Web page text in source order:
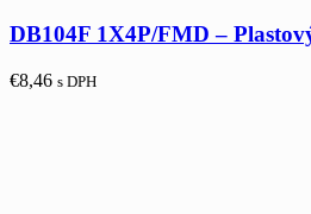
DB104F 1X4P/FMD –
€8,46 s DPH